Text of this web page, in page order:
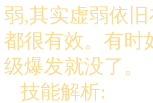
弱,其实虚弱依
都很有效。有时
级爆发就没了。
技能解析: